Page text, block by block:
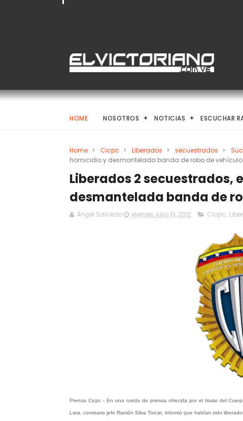
HOME NOSOTROS NOTICIAS ESCUCHAR
Home > Cicpc > Liberados > secuestrados >
homicidio y desmantelada banda de robo de
Liberados 2
desmantelada banda de
Ángel Salcedo viernes, julio 13, 2012 Cicpc,
Prensa Cicpc - En una rueda de prensa ofrecida por el titular del
Lara, comisario jefe Ramón Silva Torcat, informó que habían sido